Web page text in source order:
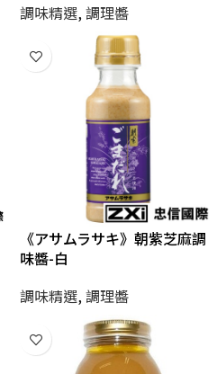
調味精選,調理醬
《アサムラサキ》朝紫芝麻調
味醬-白
調味精選,調理醬